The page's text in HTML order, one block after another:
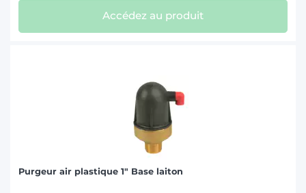
Accédez au produit
Purgeur air plastique 1" Base laiton